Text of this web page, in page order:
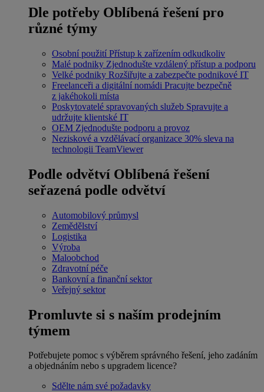
Dle potřeby Oblíbená řešení pro
různé týmy
Osobní použití Přístup k zařízením odkudkoliv
Malé podniky Zjednodušte vzdálený přístup a podporu
Velké podniky Rozšiřujte a zabezpečte podnikové IT
Freelanceři a digitální nomádi Pracujte bezpečně
z jakéhokoli místa
Poskytovatelé spravovaných služeb Spravujte a
udržujte klientské IT
OEM Zjednodušte podporu a provoz
Neziskové a vzdělávací organizace 30% sleva na
technologii TeamViewer
Podle odvětví Oblíbená řešení
seřazená podle odvětví
Automobilový průmysl
Zemědělství
Logistika
Výroba
Maloobchod
Zdravotní péče
Bankovní a finanční sektor
Veřejný sektor
Promluvte si s naším prodejním
týmem
Potřebujete pomoc s výběrem správného řešení, jeho zadáním
a objednáním nebo s upgradem licence?
Sdělte nám své požadavky